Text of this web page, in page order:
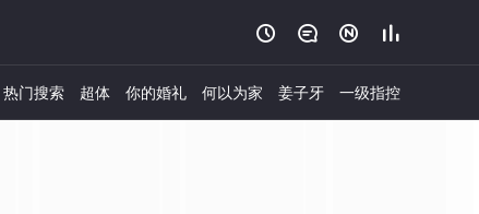
   
热门搜索 超体 你的婚礼 何以为家 姜子牙 一级指控